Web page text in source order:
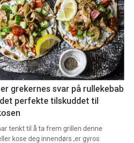
grekernes svar på rullekebab
perfekte tilskuddet til
tenkt til å ta frem grillen denne
kose deg innendørs ,er gyros